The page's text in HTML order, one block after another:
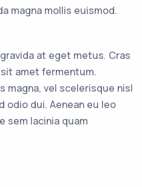
magna mollis euismod.
at eget metus. Cras
amet fermentum.
magna, vel scelerisque nisl
odio dui. Aenean eu leo
sem lacinia quam